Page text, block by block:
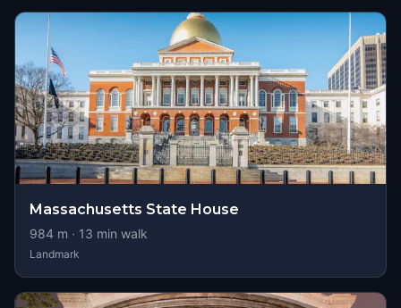
Massachusetts State House
984 m · 13 min walk
Landmark